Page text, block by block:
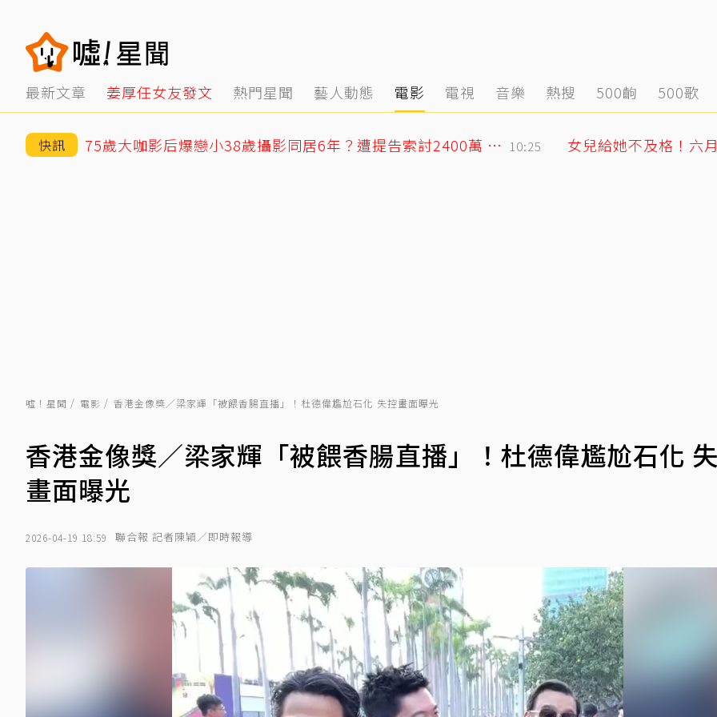
最新文章 姜厚任女友發文 熱門星聞 藝人動態 電影 電視 音樂 熱搜 500齣 500歌
快訊 75歲大咖影后爆戀小38歲攝影同居6年？遭提告索討2400萬 硬氣反擊絕不給 10:25 女兒給她不及格！六
噓！星聞 電影 香港金像獎／梁家輝「被餵香腸直播」！杜德偉尷尬石化 失控畫面曝光
香港金像獎／梁家輝「被餵香腸直播」！杜德偉尷尬石化
畫面曝光
2026-04-19 18:59 聯合報 記者陳穎／即時報導